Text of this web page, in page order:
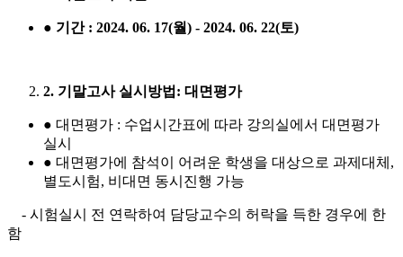
● 기간 : 2024. 06. 17(월) - 2024. 06. 22(토)
2. 기말고사 실시방법: 대면평가
● 대면평가 : 수업시간표에 따라 강의실에서 대면평가
실시
● 대면평가에 참석이 어려운 학생을 대상으로 과제대체,
별도시험, 비대면 동시진행 가능
- 시험실시 전 연락하여 담당교수의 허락을 득한 경우에 한
함